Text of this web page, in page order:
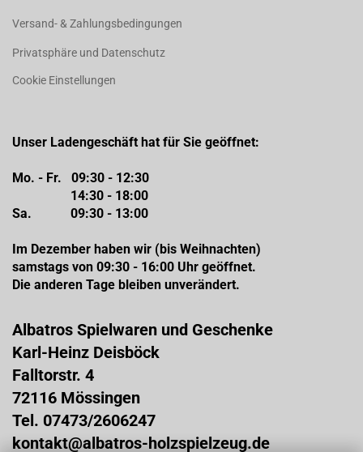
Versand- & Zahlungsbedingungen
Privatsphäre und Datenschutz
Cookie Einstellungen
Unser Ladengeschäft hat für Sie geöffnet:
Mo. - Fr. 09:30 - 12:30
14:30 - 18:00
Sa. 09:30 - 13:00
Im Dezember haben wir (bis Weihnachten)
samstags von 09:30 - 16:00 Uhr geöffnet.
Die anderen Tage bleiben unverändert.
Albatros Spielwaren und Geschenke
Karl-Heinz Deisböck
Falltorstr. 4
72116 Mössingen
Tel. 07473/2606247
kontakt@albatros-holzspielzeug.de